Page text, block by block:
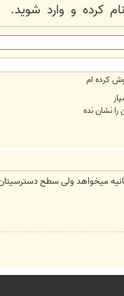
کرده و وارد شوید.
کرده ام
را نشان نده
میخواهد ولی سطح دسترسیتان